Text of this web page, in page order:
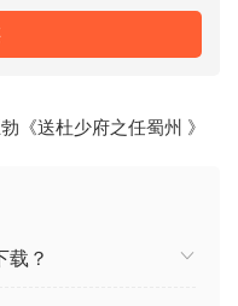
北非音乐的迷人而异国
声音不仅用于民族或世
库，由两种 Kontakt 乐器
击乐节拍和律动样本。
，使用户能够操纵循环
性化的凹槽。
送杜少府之任蜀州 》
载？